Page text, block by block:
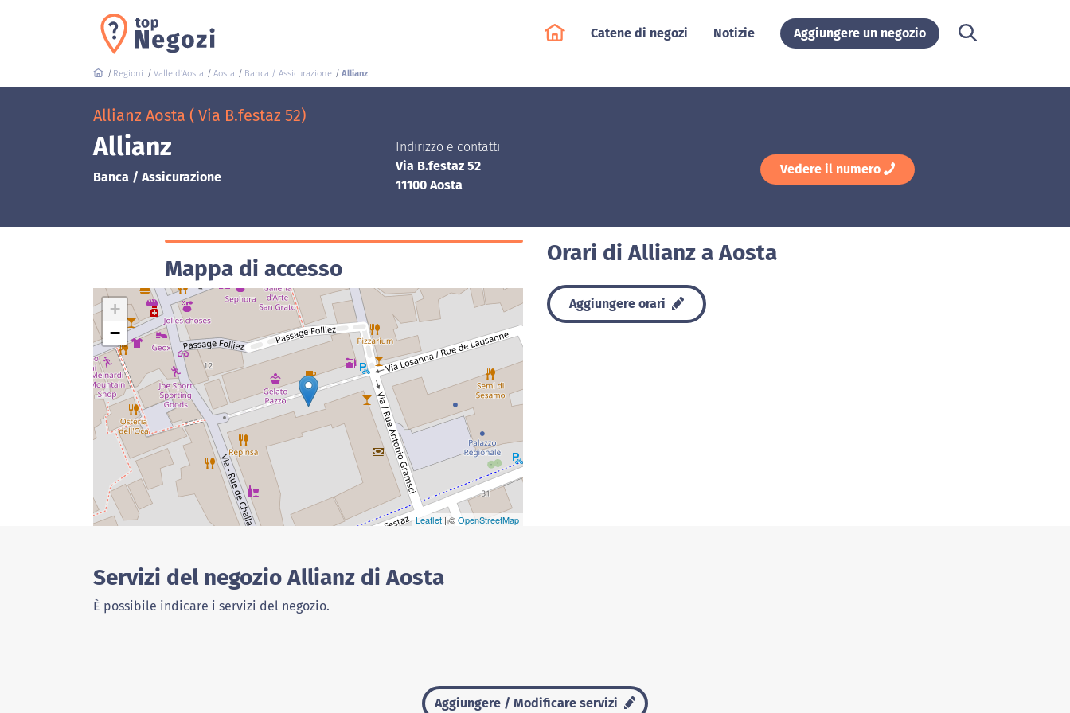
Catene di negozi Notizie Aggiungere un negozio
Regioni Valle d'Aosta Aosta Banca / Assicurazione Allianz
Allianz Aosta ( Via B.festaz 52)
Allianz
Banca / Assicurazione
Indirizzo e contatti
Via B.festaz 52
11100 Aosta
Vedere il numero
Mappa di accesso
+
−
Leaflet | ©OpenStreetMap
Orari di Allianz a Aosta
Aggiungere orari
Servizi del negozio Allianz di Aosta
È possibile indicare i servizi del negozio.
Aggiungere / Modificare servizi